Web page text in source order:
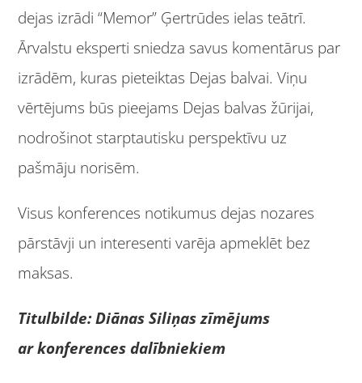
dejas izrādi “Memor” Ģertrūdes ielas teātrī.
Ārvalstu eksperti sniedza savus komentārus par
izrādēm, kuras pieteiktas Dejas balvai. Viņu
vērtējums būs pieejams Dejas balvas žūrijai,
nodrošinot starptautisku perspektīvu uz
pašmāju norisēm.
Visus konferences notikumus dejas nozares
pārstāvji un interesenti varēja apmeklēt bez
maksas.
Titulbilde: Diānas Siliņas zīmējums
arkonferences dalībniekiem